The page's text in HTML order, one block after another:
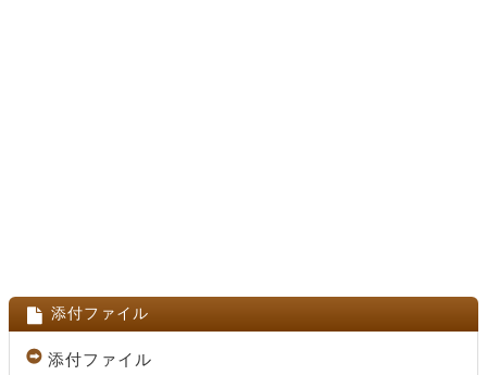
添付ファイル
添付ファイル